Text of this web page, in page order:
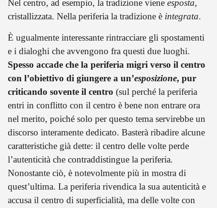
Nel centro, ad esempio, la tradizione viene esposta,
cristallizzata. Nella periferia la tradizione è integrata.
È ugualmente interessante rintracciare gli spostamenti
e i dialoghi che avvengono fra questi due luoghi.
Spesso accade che la periferia migri verso il centro
con l’obiettivo di giungere a un’esposizione, pur
criticando sovente il centro (sul perché la periferia
entri in conflitto con il centro è bene non entrare ora
nel merito, poiché solo per questo tema servirebbe un
discorso interamente dedicato. Basterà ribadire alcune
caratteristiche già dette: il centro delle volte perde
l’autenticità che contraddistingue la periferia.
Nonostante ciò, è notevolmente più in mostra di
quest’ultima. La periferia rivendica la sua autenticità e
accusa il centro di superficialità, ma delle volte con